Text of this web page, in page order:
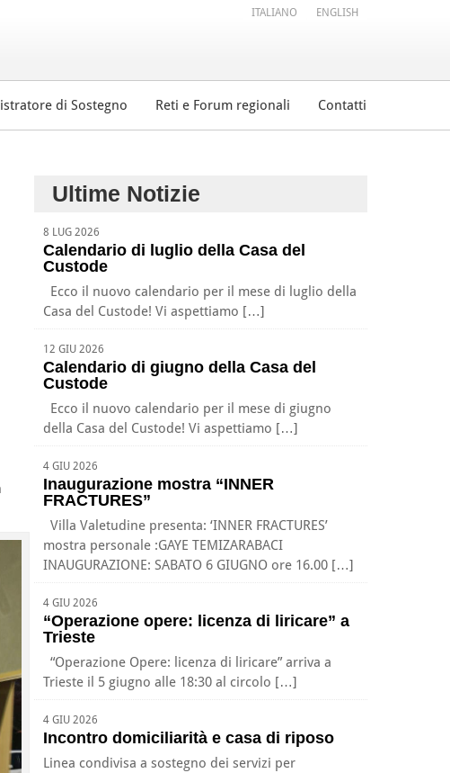
di Sostegno Reti e Forum regionali Contatti
ITALIANO ENGLISH
Ultime Notizie
8 LUG 2026
Calendario di luglio della Casa del
Custode
Ecco il nuovo calendario per il mese di luglio della
Casa del Custode! Vi aspettiamo […]
12 GIU 2026
Calendario di giugno della Casa del
Custode
Ecco il nuovo calendario per il mese di giugno
della Casa del Custode! Vi aspettiamo […]
4 GIU 2026
Inaugurazione mostra “INNER
FRACTURES”
Villa Valetudine presenta: ‘INNER FRACTURES’
mostra personale :GAYE TEMIZARABACI
INAUGURAZIONE: SABATO 6 GIUGNO ore 16.00 […]
4 GIU 2026
“Operazione opere: licenza di liricare” a
Trieste
“Operazione Opere: licenza di liricare” arriva a
Trieste il 5 giugno alle 18:30 al circolo […]
4 GIU 2026
Incontro domiciliarità e casa di riposo
Linea condivisa a sostegno dei servizi per